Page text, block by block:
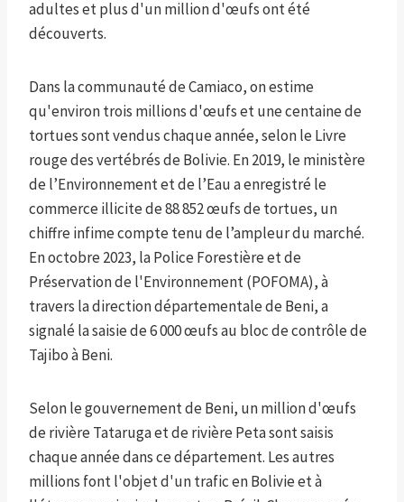
adultes et plus d'un million d'œufs ont été
découverts.
Dans la communauté de Camiaco, on estime
qu'environ trois millions d'œufs et une centaine de
tortues sont vendus chaque année, selon le Livre
rouge des vertébrés de Bolivie. En 2019, le ministère
de l’Environnement et de l’Eau a enregistré le
commerce illicite de 88 852 œufs de tortues, un
chiffre infime compte tenu de l’ampleur du marché.
En octobre 2023, la Police Forestière et de
Préservation de l'Environnement (POFOMA), à
travers la direction départementale de Beni, a
signalé la saisie de 6 000 œufs au bloc de contrôle de
Tajibo à Beni.
Selon le gouvernement de Beni, un million d'œufs
de rivière Tataruga et de rivière Peta sont saisis
chaque année dans ce département. Les autres
millions font l'objet d'un trafic en Bolivie et à